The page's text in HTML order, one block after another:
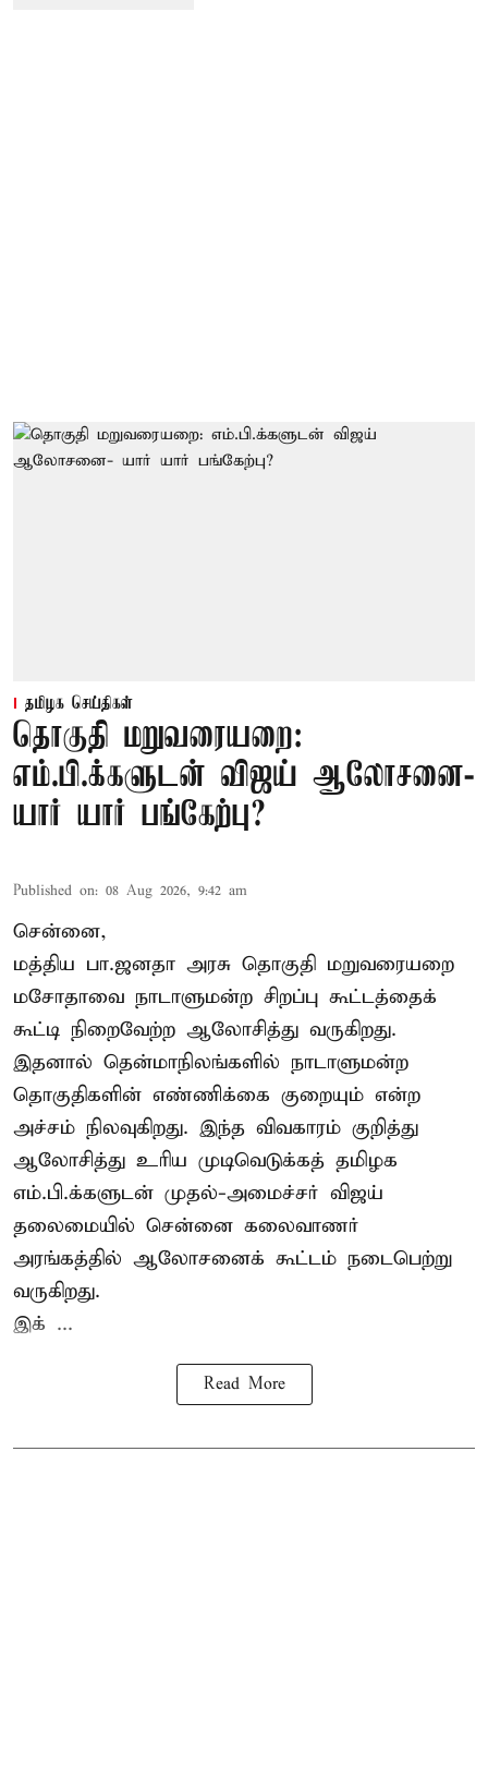
தமிழக செய்திகள்
தொகுதி மறுவரையறை:
எம்.பி.க்களுடன் விஜய் ஆலோசனை-
யார் யார் பங்கேற்பு?
Published on: 08 Aug 2026, 9:42 am
சென்னை,
மத்திய பா.ஜனதா அரசு தொகுதி மறுவரையறை
மசோதாவை நாடாளுமன்ற சிறப்பு கூட்டத்தைக்
கூட்டி நிறைவேற்ற ஆலோசித்து வருகிறது.
இதனால் தென்மாநிலங்களில் நாடாளுமன்ற
தொகுதிகளின் எண்ணிக்கை குறையும் என்ற
அச்சம் நிலவுகிறது. இந்த விவகாரம் குறித்து
ஆலோசித்து உரிய முடிவெடுக்கத் தமிழக
எம்.பி.க்களுடன் முதல்-அமைச்சர் விஜய்
தலைமையில் சென்னை கலைவாணர்
அரங்கத்தில் ஆலோசனைக் கூட்டம் நடைபெற்று
வருகிறது.
இக் ...
Read More